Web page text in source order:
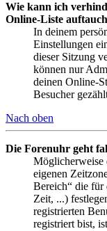
Wie kann ich
Online-Liste
In deinem
Einstellungen
dieser Sitzung
können nur
deinen Online-
Besucher
Nach oben
Die Forenuhr geht
Möglicherweise
eigenen
Bereich“ die für
Zeit, ...)
registrierten
registriert bist,